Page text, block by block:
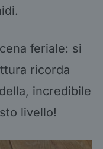
feriale: si
ricorda
incredibile
livello!